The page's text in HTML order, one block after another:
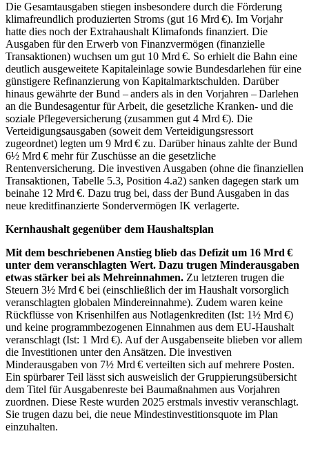
Die Gesamtausgaben stiegen insbesondere durch die Förderung
klimafreundlich produzierten Stroms (gut 16 Mrd €). Im Vorjahr
hatte dies noch der Extrahaushalt Klimafonds finanziert. Die
Ausgaben für den Erwerb von Finanzvermögen (finanzielle
Transaktionen) wuchsen um gut 10 Mrd €. So erhielt die Bahn eine
deutlich ausgeweitete Kapitaleinlage sowie Bundesdarlehen für eine
günstigere Refinanzierung von Kapitalmarktschulden. Darüber
hinaus gewährte der Bund – anders als in den Vorjahren – Darlehen
an die Bundesagentur für Arbeit, die gesetzliche Kranken- und die
soziale Pflegeversicherung (zusammen gut 4 Mrd €). Die
Verteidigungsausgaben (soweit dem Verteidigungsressort
zugeordnet) legten um 9 Mrd € zu. Darüber hinaus zahlte der Bund
6½ Mrd € mehr für Zuschüsse an die gesetzliche
Rentenversicherung. Die investiven Ausgaben (ohne die finanziellen
Transaktionen, Tabelle 5.3, Position 4.a2) sanken dagegen stark um
beinahe 12 Mrd €. Dazu trug bei, dass der Bund Ausgaben in das
neue kreditfinanzierte Sondervermögen IK verlagerte.
Kernhaushalt gegenüber dem Haushaltsplan
Mit dem beschriebenen Anstieg blieb das Defizit um 16 Mrd €
unter dem veranschlagten Wert. Dazu trugen Minderausgaben
etwas stärker bei als Mehreinnahmen. Zu letzteren trugen die
Steuern 3½ Mrd € bei (einschließlich der im Haushalt vorsorglich
veranschlagten globalen Mindereinnahme). Zudem waren keine
Rückflüsse von Krisenhilfen aus Notlagenkrediten (Ist: 1½ Mrd €)
und keine programmbezogenen Einnahmen aus dem EU-Haushalt
veranschlagt (Ist: 1 Mrd €). Auf der Ausgabenseite blieben vor allem
die Investitionen unter den Ansätzen. Die investiven
Minderausgaben von 7½ Mrd € verteilten sich auf mehrere Posten.
Ein spürbarer Teil lässt sich ausweislich der Gruppierungsübersicht
dem Titel für Ausgabenreste bei Baumaßnahmen aus Vorjahren
zuordnen. Diese Reste wurden 2025 erstmals investiv veranschlagt.
Sie trugen dazu bei, die neue Mindestinvestitionsquote im Plan
einzuhalten.